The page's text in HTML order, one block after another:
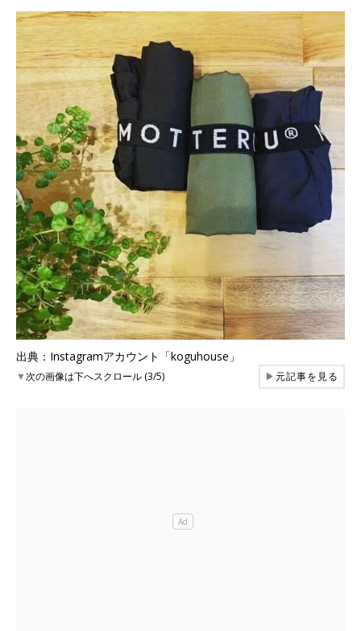
出典：Instagramアカウント「koguhouse」
▼次の画像は下へスクロール (3/5) ▶元記事を見る